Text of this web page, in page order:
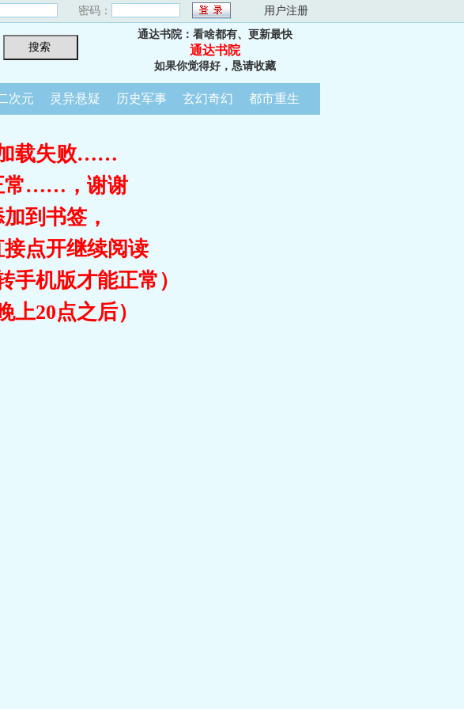
密码： 用户注册
通达书院：看啥都有、更新最快
通达书院
如果你觉得好，恳请收藏
次元 灵异悬疑 历史军事 玄幻奇幻 都市重生
加载失败……
常……，谢谢
到书签，
点开继续阅读
手机版才能正常）
上20点之后）